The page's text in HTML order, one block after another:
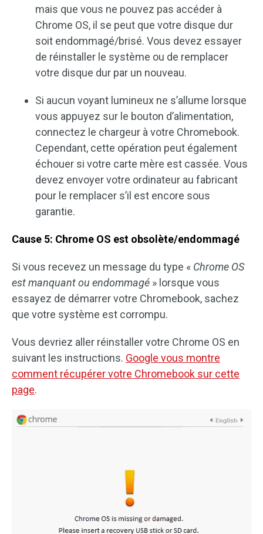
mais que vous ne pouvez pas accéder à
Chrome OS, il se peut que votre disque dur
soit endommagé/brisé. Vous devez essayer
de réinstaller le système ou de remplacer
votre disque dur par un nouveau.
Si aucun voyant lumineux ne s’allume lorsque
vous appuyez sur le bouton d’alimentation,
connectez le chargeur à votre Chromebook.
Cependant, cette opération peut également
échouer si votre carte mère est cassée. Vous
devez envoyer votre ordinateur au fabricant
pour le remplacer s’il est encore sous
garantie.
Cause 5: Chrome OS est obsolète/endommagé
Si vous recevez un message du type « Chrome OS
est manquant ou endommagé » lorsque vous
essayez de démarrer votre Chromebook, sachez
que votre système est corrompu.
Vous devriez aller réinstaller votre Chrome OS en
suivant les instructions. Google vous montre
comment récupérer votre Chromebook sur cette
page.